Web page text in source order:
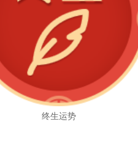
终生运势